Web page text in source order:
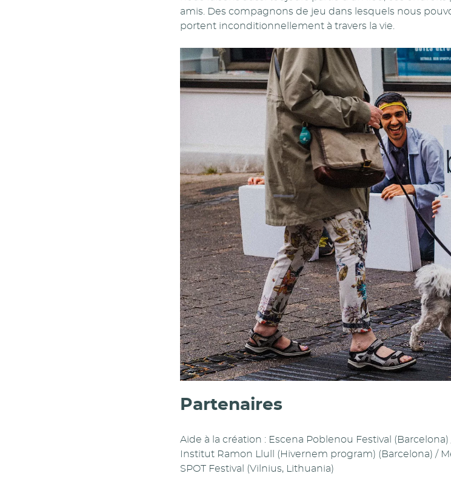
amis. Des compagnons de jeu dans lesquels nous
portent inconditionnellement à travers la vie.
Partenaires
Aide à la création : Escena Poblenou Festival (Barcelona)
Institut Ramon Llull (Hivernem program) (Barcelona) /
SPOT Festival (Vilnius, Lithuania)